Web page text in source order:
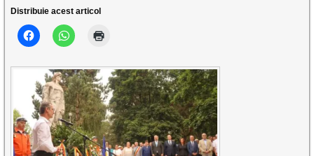
Distribuie acest articol